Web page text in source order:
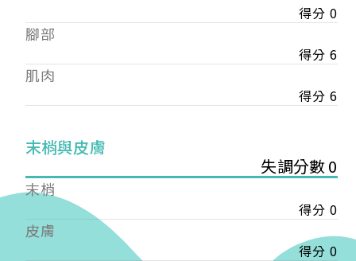
得分 0
腳部
得分 6
肌肉
得分 6
末梢與皮膚
失調分數 0
末梢
得分 0
皮膚
得分 0
【會費】
入會費新臺幣1200元，於會員入會時繳納；常年會
費1200元，於每年度繳納。
入會費新臺幣3000元，於會員入會時繳納；常年會
費3000元，於每年度繳納。
戶名: 社團法人台灣自律神經健康培訓暨發展協會
帳號: 003-03-501566-2
銀行: (013) 國泰世華 南京東路分行